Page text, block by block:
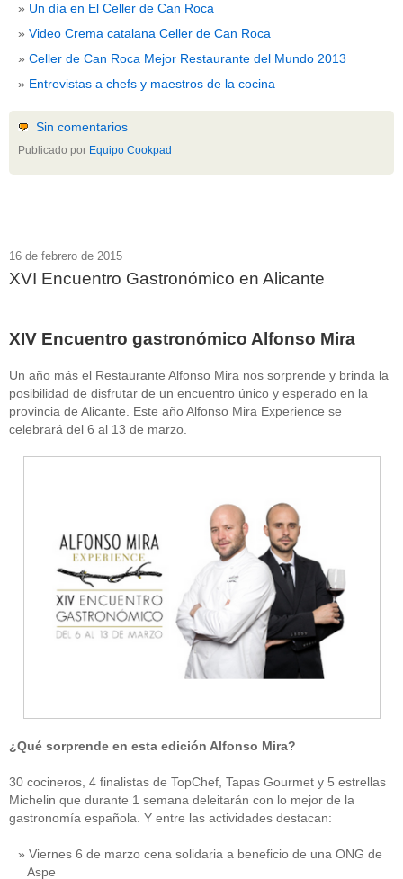
Un día en El Celler de Can Roca
Video Crema catalana Celler de Can Roca
Celler de Can Roca Mejor Restaurante del Mundo 2013
Entrevistas a chefs y maestros de la cocina
Sin comentarios
Publicado por Equipo Cookpad
16 de febrero de 2015
XVI Encuentro Gastronómico en Alicante
XIV Encuentro gastronómico Alfonso Mira
Un año más el Restaurante Alfonso Mira nos sorprende y brinda la
posibilidad de disfrutar de un encuentro único y esperado en la
provincia de Alicante. Este año Alfonso Mira Experience se
celebrará del 6 al 13 de marzo.
¿Qué sorprende en esta edición Alfonso Mira?
30 cocineros, 4 finalistas de TopChef, Tapas Gourmet y 5 estrellas
Michelin que durante 1 semana deleitarán con lo mejor de la
gastronomía española. Y entre las actividades destacan:
Viernes 6 de marzo cena solidaria a beneficio de una ONG de
Aspe